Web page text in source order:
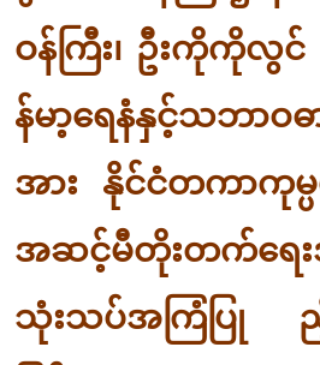
ဝန်ကြီး၊ ဦးကိုကိုလွင်
န်မာ့ရေနံနှင့်သဘာဝ
အား နိုင်ငံတကာကုမ္
အဆင့်မီတိုးတက်ရေ
သုံးသပ်အကြံပြု ညှိ